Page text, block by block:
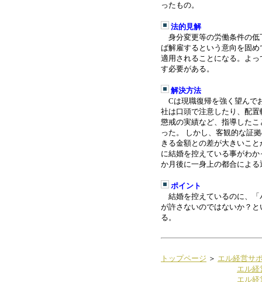
ったもの。
法的見解
身分変更等の労働条件の
ば解雇するという意向を固
適用されることになる。よ
す必要がある。
解決方法
Cは現職復帰を強く望んで
社は口頭で注意したり、配
懲戒の実績など、指導した
った。
しかし、客観的な証
きる金額との差が大きいこ
に結婚を控えている事がわ
か月後に一身上の都合によ
ポイント
結婚を控えているのに、
が許さないのではないか？
る。
トップページ ＞ エル経営サ
エル経
エル経